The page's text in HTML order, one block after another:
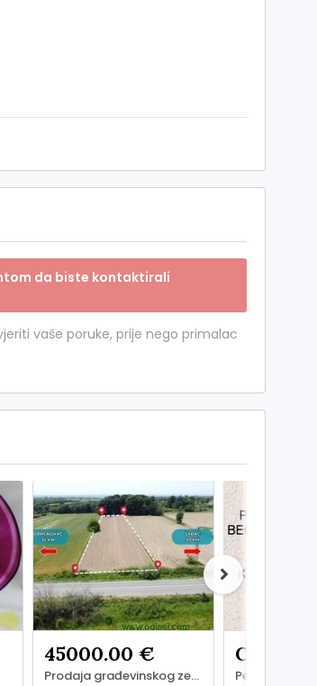
da biste kontaktirali
vaše poruke, prije nego primalac
45000.00 €
Prodaja građevinskog zemljista na magistralnom putu Beograd-Obrenovac-Šabac
Cijena: **